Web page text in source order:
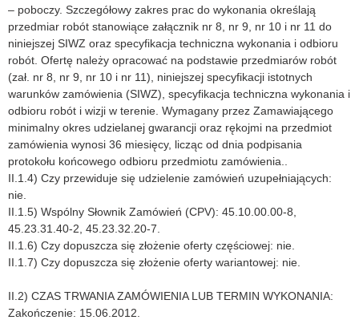
– poboczy. Szczegółowy zakres prac do wykonania określają
przedmiar robót stanowiące załącznik nr 8, nr 9, nr 10 i nr 11 do
niniejszej SIWZ oraz specyfikacja techniczna wykonania i odbioru
robót. Ofertę należy opracować na podstawie przedmiarów robót
(zał. nr 8, nr 9, nr 10 i nr 11), niniejszej specyfikacji istotnych
warunków zamówienia (SIWZ), specyfikacja techniczna wykonania i
odbioru robót i wizji w terenie. Wymagany przez Zamawiającego
minimalny okres udzielanej gwarancji oraz rękojmi na przedmiot
zamówienia wynosi 36 miesięcy, licząc od dnia podpisania
protokołu końcowego odbioru przedmiotu zamówienia..
II.1.4) Czy przewiduje się udzielenie zamówień uzupełniających:
nie.
II.1.5) Wspólny Słownik Zamówień (CPV): 45.10.00.00-8,
45.23.31.40-2, 45.23.32.20-7.
II.1.6) Czy dopuszcza się złożenie oferty częściowej: nie.
II.1.7) Czy dopuszcza się złożenie oferty wariantowej: nie.
II.2) CZAS TRWANIA ZAMÓWIENIA LUB TERMIN WYKONANIA:
Zakończenie: 15.06.2012.